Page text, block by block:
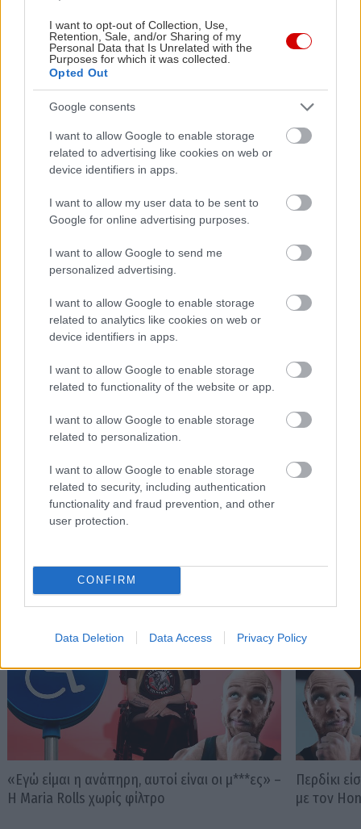
I want to opt-out of Collection, Use,
Retention, Sale, and/or Sharing of my
Personal Data that Is Unrelated with the
Purposes for which it was collected.
Opted Out
Google consents
I want to allow Google to enable storage
related to advertising like cookies on web or
device identifiers in apps.
I want to allow my user data to be sent to
Google for online advertising purposes.
I want to allow Google to send me
personalized advertising.
I want to allow Google to enable storage
related to analytics like cookies on web or
device identifiers in apps.
I want to allow Google to enable storage
related to functionality of the website or app.
I want to allow Google to enable storage
related to personalization.
I want to allow Google to enable storage
related to security, including authentication
functionality and fraud prevention, and other
user protection.
CONFIRM
Data Deletion Data Access Privacy Policy
Διαβάστε επίσης
Πέθανε ο Νίκος Καλογερόπουλος
Μείνε
«Εγώ είμαι η ανάπηρη, αυτοί είναι οι μ***ες» –
Η Maria Rolls χωρίς φίλτρο
Περδίκι
με τον